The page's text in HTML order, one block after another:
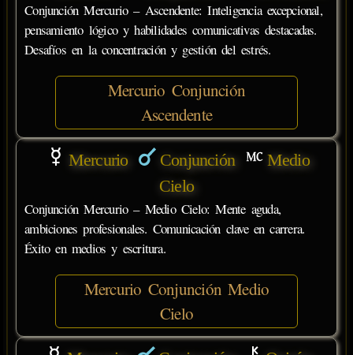
Conjunción Mercurio – Ascendente: Inteligencia excepcional,
pensamiento lógico y habilidades comunicativas destacadas.
Desafíos en la concentración y gestión del estrés.
Mercurio Conjunción
Ascendente
Mercurio Conjunción
Medio
Cielo
Conjunción Mercurio – Medio Cielo: Mente aguda,
ambiciones profesionales. Comunicación clave en carrera.
Éxito en medios y escritura.
Mercurio Conjunción Medio
Cielo